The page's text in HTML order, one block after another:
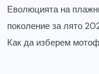
Еволюцията на
поколение за лято
Как да изберем